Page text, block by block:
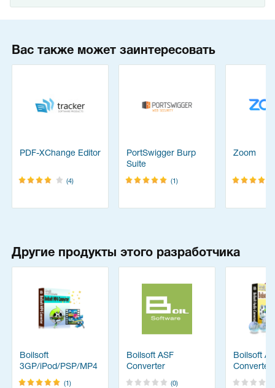
Вас также может заинтересовать
PDF-XChange Editor
(4)
PortSwigger Burp
Suite
(1)
Zoom
Другие продукты этого разработчика
Boilsoft
3GP/iPod/PSP/MP4
Converter
(1)
Boilsoft ASF
Converter
(0)
Boilsoft
Converter